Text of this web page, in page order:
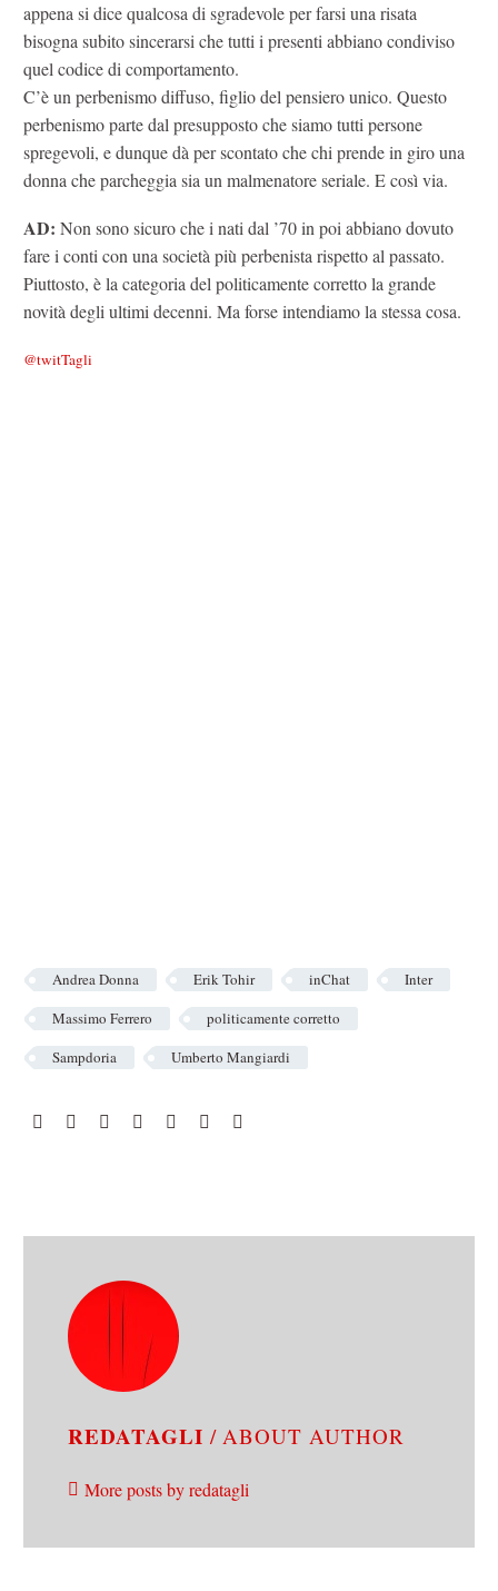
appena si dice qualcosa di sgradevole per farsi una risata
bisogna subito sincerarsi che tutti i presenti abbiano condiviso
quel codice di comportamento.
C’è un perbenismo diffuso, figlio del pensiero unico. Questo
perbenismo parte dal presupposto che siamo tutti persone
spregevoli, e dunque dà per scontato che chi prende in giro una
donna che parcheggia sia un malmenatore seriale. E così via.
AD: Non sono sicuro che i nati dal ’70 in poi abbiano dovuto
fare i conti con una società più perbenista rispetto al passato.
Piuttosto, è la categoria del politicamente corretto la grande
novità degli ultimi decenni. Ma forse intendiamo la stessa cosa.
@twitTagli
Andrea Donna Erik Tohir inChat
Inter
Massimo Ferrero
politicamente corretto
Sampdoria
Umberto Mangiardi
REDATAGLI / ABOUT AUTHOR
More posts by redatagli